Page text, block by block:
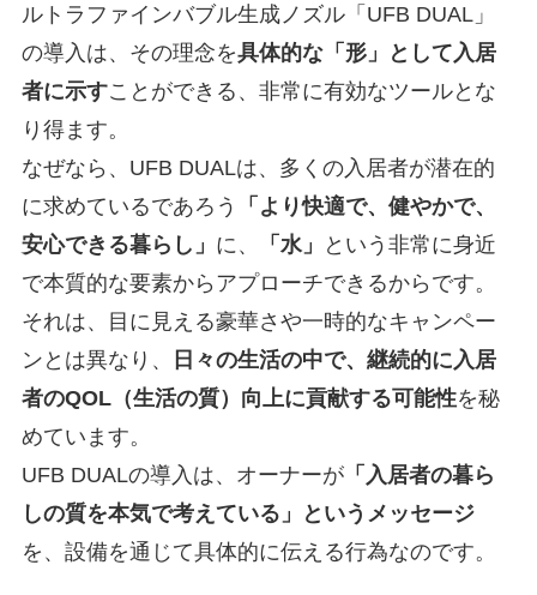
ルトラファインバブル生成ノズル「UFB DUAL」
の導入は、その理念を具体的な「形」として入居
者に示すことができる、非常に有効なツールとな
り得ます。
なぜなら、UFB DUALは、多くの入居者が潜在的
に求めているであろう
「より快適で、健やかで、
安心できる暮らし」 に、 「水」
という非常に身近
で本質的な要素からアプローチできるからです。
それは、目に見える豪華さや一時的なキャンペー
ンとは異なり、
日々の生活の中で、継続的に入居
者のQOL（生活の質）向上に貢献する可能性を秘
めています。
UFB DUALの導入は、オーナーが「入居者の暮ら
しの質を本気で考えている」というメッセージ
を、設備を通じて具体的に伝える行為なのです。